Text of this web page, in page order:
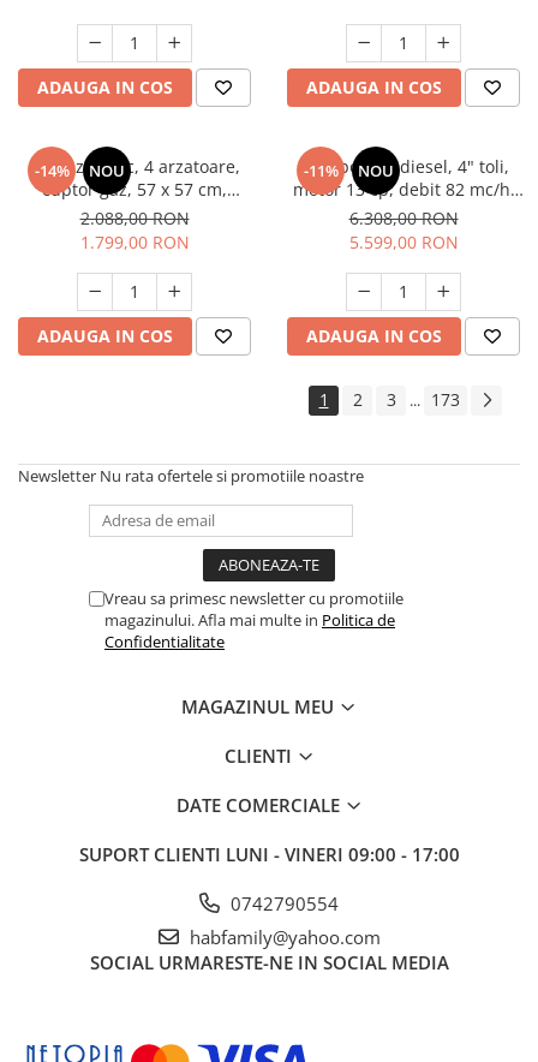
ADAUGA IN COS ADAUGA IN COS
-14% NOU
Aragaz rustic, 4 arzatoare,
cuptor gaz, 57 x 57 cm,
rotisor, grill, ventilatie,
aprindere electrica, gratare
fonta, negru + plita inox,
Studio Casa Marco
2.088,00 RON
1.799,00 RON
ADAUGA IN COS
-11% NOU
Motopompa diesel, 4" toli,
motor 13 cp, debit 82 mc/h,
pornire electrica, refulare
60m, aspiratie 8m, Visoli
6.308,00 RON
5.599,00 RON
ADAUGA IN COS
1 2 3 ... 173
Newsletter Nu rata ofertele si promotiile noastre
Vreau sa primesc newsletter cu promotiile
magazinului. Afla mai multe in Politica de
Confidentialitate
MAGAZINUL MEU
CLIENTI
DATE COMERCIALE
SUPORT CLIENTI LUNI - VINERI 09:00 - 17:00
0742790554
habfamily@yahoo.com
SOCIAL URMARESTE-NE IN SOCIAL MEDIA